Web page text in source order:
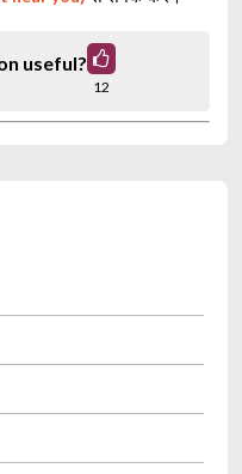
useful?
12